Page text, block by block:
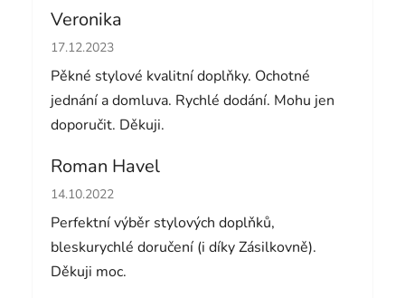
Veronika
Hodnocení obchodu je 5 z 5 hvězdiček.
17.12.2023
Pěkné stylové kvalitní doplňky. Ochotné
jednání a domluva. Rychlé dodání. Mohu jen
doporučit. Děkuji.
Roman Havel
Hodnocení obchodu je 5 z 5 hvězdiček.
14.10.2022
Perfektní výběr stylových doplňků,
bleskurychlé doručení (i díky Zásilkovně).
Děkuji moc.